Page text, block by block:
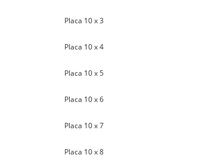
Placa 10 x 3
Placa 10 x 4
Placa 10 x 5
Placa 10 x 6
Placa 10 x 7
Placa 10 x 8